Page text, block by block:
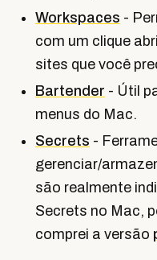
Workspaces -
com um clique
sites que você
Bartender - Útil
menus do Mac.
Secrets -
gerenciar/
são realmente
Secrets no Mac,
comprei a versão